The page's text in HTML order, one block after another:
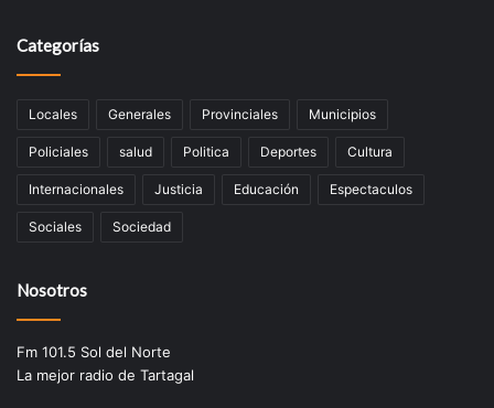
Categorías
Locales Generales Provinciales Municipios
Policiales salud Politica Deportes Cultura
Internacionales Justicia Educación Espectaculos
Sociales Sociedad
Nosotros
Fm 101.5 Sol del Norte
La mejor radio de Tartagal